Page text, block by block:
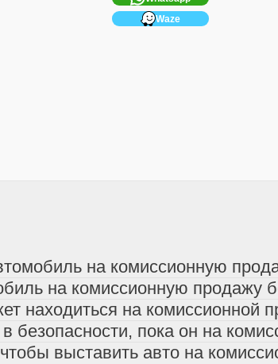
Waze
на комиссионную
на комиссионную продажу
находиться на комиссионной
безопасности, пока он на
выставить авто на